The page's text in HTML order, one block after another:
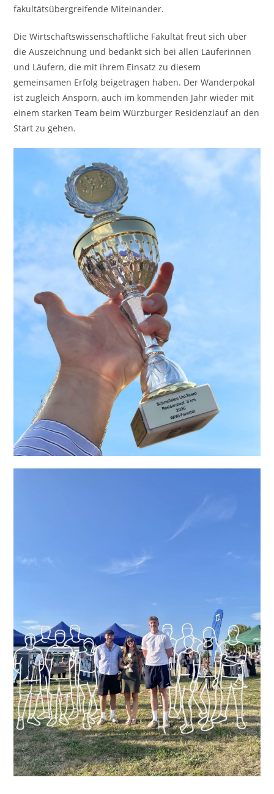
fakultätsübergreifende Miteinander.
Die Wirtschaftswissenschaftliche Fakultät freut sich über
die Auszeichnung und bedankt sich bei allen Läuferinnen
und Läufern, die mit ihrem Einsatz zu diesem
gemeinsamen Erfolg beigetragen haben. Der Wanderpokal
ist zugleich Ansporn, auch im kommenden Jahr wieder mit
einem starken Team beim Würzburger Residenzlauf an den
Start zu gehen.